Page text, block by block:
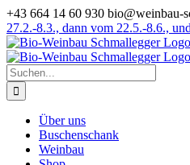
Zum
Inhalt
springen
+43 664 14 60 930 bio@weinbau-
27.2.-8.3., dann vom 22.5.-8.6.,
Facebook
Instagram
Suche
nach:
Über uns
Buschenschank
Weinbau